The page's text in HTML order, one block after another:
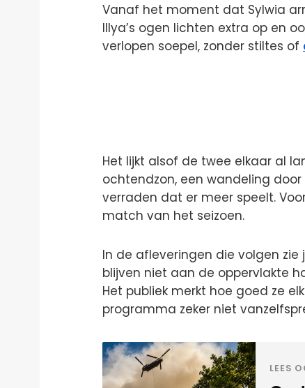
Vanaf het moment dat Sylwia
Illya’s ogen lichten extra op en
verlopen soepel, zonder stiltes of
Het lijkt alsof de twee elkaar al
ochtendzon, een wandeling
verraden dat er meer speelt.
match van het seizoen.
In de afleveringen die volgen zie
blijven niet aan de oppervlakte
Het publiek merkt hoe goed ze
programma zeker niet
LEES